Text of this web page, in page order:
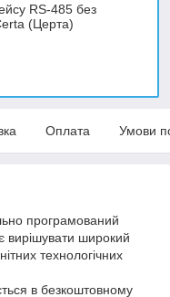
RS-485 без
(Церта)
Оплата Умови
програмований
вирішувати широкий
технологічних
в безкоштовному